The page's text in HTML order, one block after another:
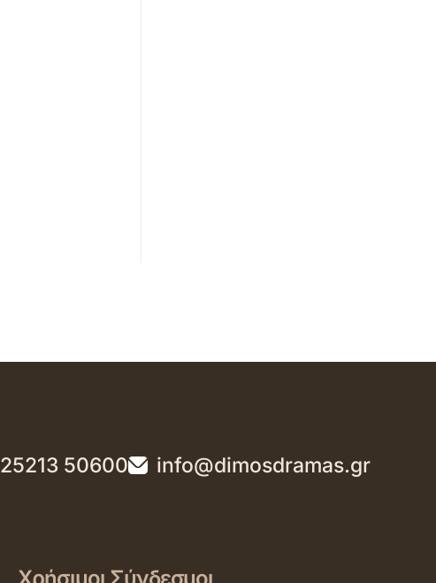
25213 50600 info@dimosdramas.gr